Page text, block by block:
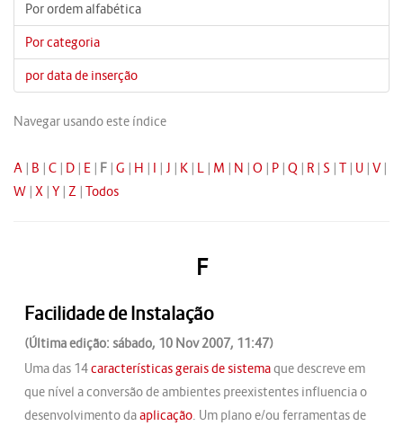
Por ordem alfabética
Por categoria
por data de inserção
Navegar usando este índice
A | B | C | D | E | F | G | H | I | J | K | L | M | N | O | P | Q | R | S | T | U | V |
W | X | Y | Z | Todos
F
Facilidade de Instalação
(Última edição: sábado, 10 Nov 2007, 11:47)
Uma das 14características gerais de sistemaque descreve em
que nível a conversão de ambientes preexistentes influencia o
desenvolvimento daaplicação. Um plano e/ou ferramentas de